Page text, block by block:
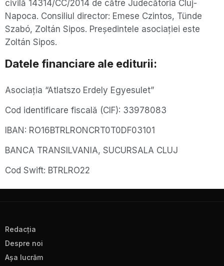
civilă 14314/CC/2014 de către Judecătoria Cluj-
Napoca. Consiliul director: Emese Czintos, Tünde
Szabó, Zoltán Sipos. Președintele asociației este
Zoltán Sipos.
Datele financiare ale editurii:
Asociaţia “Atlatszo Erdely Egyesulet”
Cod identificare fiscală (CIF): 33978083
IBAN: RO16BTRLRONCRT0T0DF03101
BANCA TRANSILVANIA, SUCURSALA CLUJ
Cod Swift: BTRLRO22
Redacţia
Despre noi
Aşa lucrăm